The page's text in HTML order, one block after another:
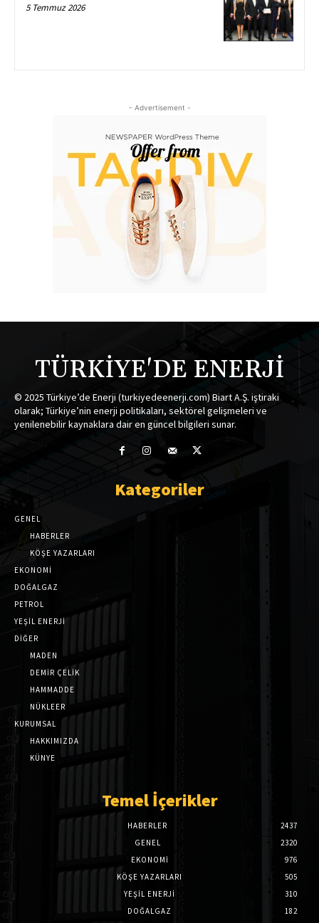
5 Temmuz 2026
- Advertisement -
TÜRKİYE'DE ENERJİ
© 2025 Türkiye’de Enerji (turkiyedeenerji.com) Biart A.Ş. iştiraki
olarak; Türkiye’nin enerji politikaları, sektörel gelişmeleri ve
yenilenebilir kaynaklara dair en güncel bilgileri sunar.
Kategoriler
GENEL
HABERLER
KÖŞE YAZARLARI
EKONOMİ
DOĞALGAZ
PETROL
YEŞİL ENERJİ
DİĞER
MADEN
DEMİR ÇELİK
HAMMADDE
NÜKLEER
KURUMSAL
HAKKIMIZDA
KÜNYE
Temel İçerikler
HABERLER
2437
GENEL
2320
EKONOMI
976
KÖŞE YAZARLARI
505
YEŞİL ENERJİ
310
DOĞALGAZ
182